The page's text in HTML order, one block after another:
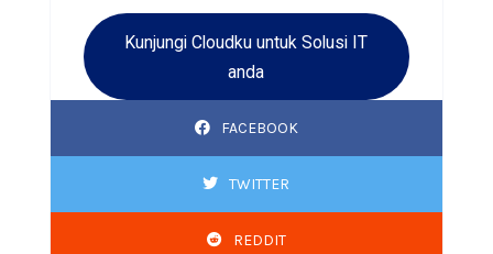
Kunjungi Cloudku untuk Solusi IT
anda
FACEBOOK
TWITTER
REDDIT